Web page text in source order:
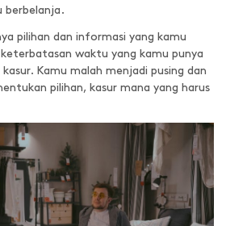
berbelanja.
pilihan dan informasi yang kamu
waktu yang kamu punya
Kamu malah menjadi pusing dan
pilihan, kasur mana yang harus